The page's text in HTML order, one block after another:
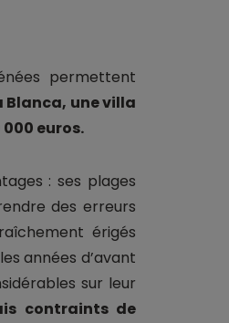
permettent
Blanca, une villa
euros.
: ses plages
des erreurs
érigés
années d’avant
sur leur
contraints de